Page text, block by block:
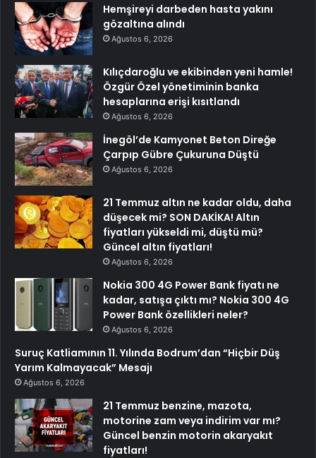
Hemşireyi darbeden hasta yakını
gözaltına alındı
Ağustos 6, 2026
Kılıçdaroğlu ve ekibinden yeni hamle!
Özgür Özel yönetiminin banka
hesaplarına erişi kısıtlandı
Ağustos 6, 2026
İnegöl’de Kamyonet Beton Direğe
Çarpıp Gübre Çukuruna Düştü
Ağustos 6, 2026
21 Temmuz altın ne kadar oldu, daha
düşecek mi? SON DAKİKA! Altın
fiyatları yükseldi mi, düştü mü?
Güncel altın fiyatları!
Ağustos 6, 2026
Nokia 300 4G Power Bank fiyatı ne
kadar, satışa çıktı mı? Nokia 300 4G
Power Bank özellikleri neler?
Ağustos 6, 2026
Suruç Katliamının 11. Yılında Bodrum’dan “Hiçbir Düş
Yarım Kalmayacak” Mesajı
Ağustos 6, 2026
21 Temmuz benzine, mazota,
motorine zam veya indirim var mı?
Güncel benzin motorin akaryakıt
fiyatları!